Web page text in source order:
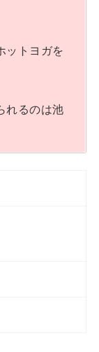
ットヨガを
れるのは池